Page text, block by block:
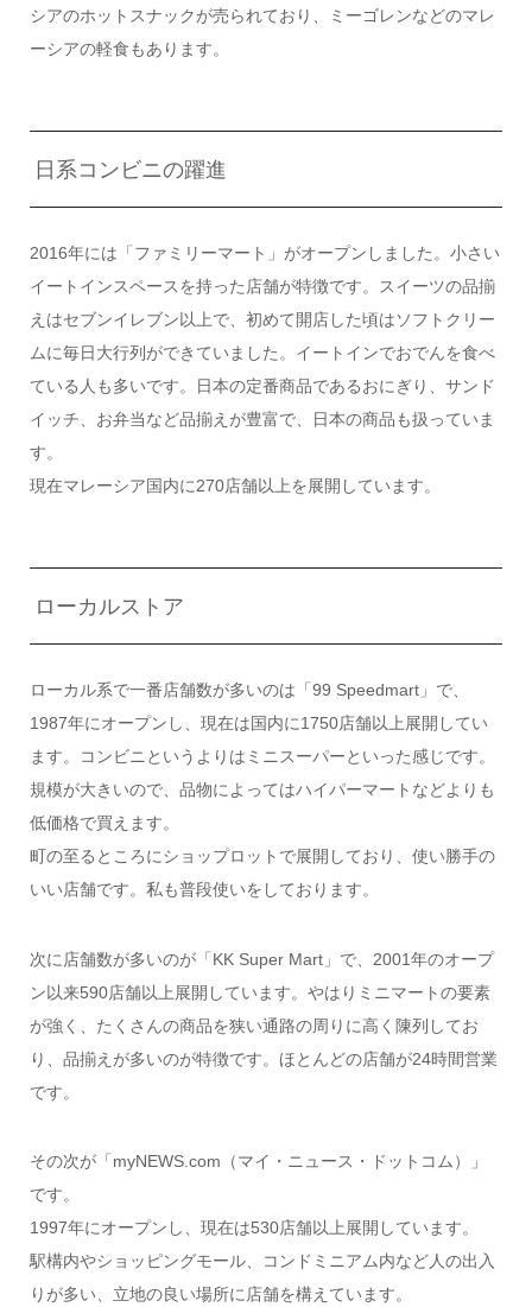
シアのホットスナックが売られており、ミーゴレンなどのマレ
ーシアの軽食もあります。
日系コンビニの躍進
2016年には「ファミリーマート」がオープンしました。小さい
イートインスペースを持った店舗が特徴です。スイーツの品揃
えはセブンイレブン以上で、初めて開店した頃はソフトクリー
ムに毎日大行列ができていました。イートインでおでんを食べ
ている人も多いです。日本の定番商品であるおにぎり、サンド
イッチ、お弁当など品揃えが豊富で、日本の商品も扱っていま
す。
現在マレーシア国内に270店舗以上を展開しています。
ローカルストア
ローカル系で一番店舗数が多いのは「99 Speedmart」で、
1987年にオープンし、現在は国内に1750店舗以上展開してい
ます。コンビニというよりはミニスーパーといった感じです。
規模が大きいので、品物によってはハイパーマートなどよりも
低価格で買えます。
町の至るところにショップロットで展開しており、使い勝手の
いい店舗です。私も普段使いをしております。
次に店舗数が多いのが「KK Super Mart」で、2001年のオープ
ン以来590店舗以上展開しています。やはりミニマートの要素
が強く、たくさんの商品を狭い通路の周りに高く陳列してお
り、品揃えが多いのが特徴です。ほとんどの店舗が24時間営業
です。
その次が「myNEWS.com（マイ・ニュース・ドットコム）」
です。
1997年にオープンし、現在は530店舗以上展開しています。
駅構内やショッピングモール、コンドミニアム内など人の出入
りが多い、立地の良い場所に店舗を構えています。